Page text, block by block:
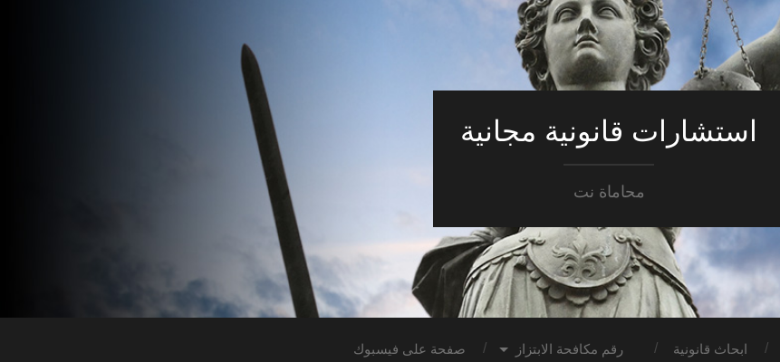
استشارات قانونية مجانية
محاماة نت
ابحاث قانونية رقم مكافحة الابتزاز صفحة على فيسبوك